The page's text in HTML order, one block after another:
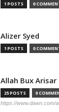
1 POSTS 0
Alizer Syed
1 POSTS 0
Allah Bux Arisar
25 POSTS 0
https://www.dawn.com/